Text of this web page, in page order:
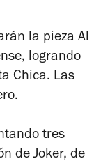
la pieza Al
logrando
Chica. Las
tres
de Joker, de